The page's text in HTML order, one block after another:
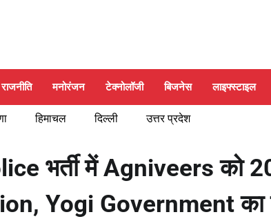
राजनीति मनोरंजन टेक्नोलॉजी बिजनेस लाइफ्स्टाइल
हिमाचल दिल्ली उत्तर प्रदेश
भर्ती में Agniveers को
Yogi Government का